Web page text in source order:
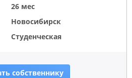
26 мес
Новосибирск
Студенческая
собственнику